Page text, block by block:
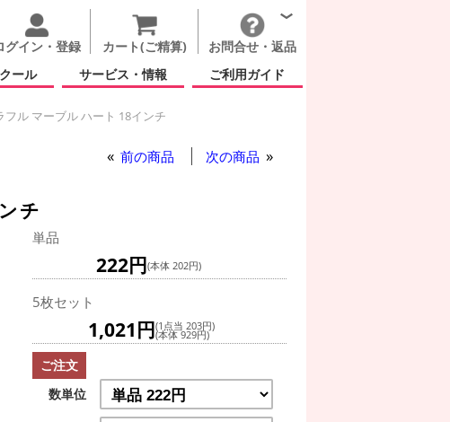
グイン・登録 カート(ご精算)
お問合せ・返品
ール サービス・情報 ご利用ガイド
フル マーブル ハート 18インチ
前の商品 次の商品
チ
単品
222円(本体 202円)
5枚セット
1,021円(1点当 203円)
(本体 929円)
ご注文
数単位